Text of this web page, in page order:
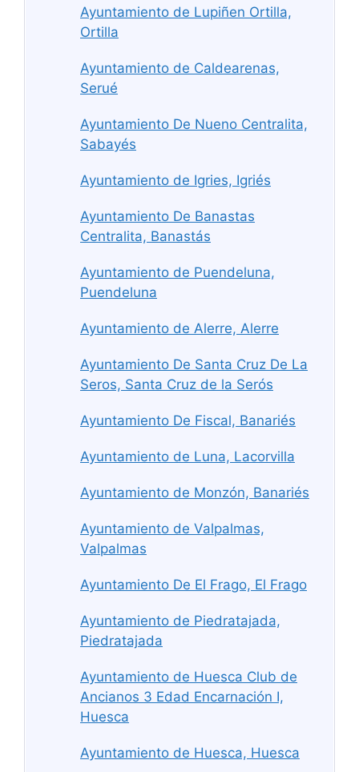
Ayuntamiento de Lupiñen Ortilla,
Ortilla
Ayuntamiento de Caldearenas,
Serué
Ayuntamiento De Nueno Centralita,
Sabayés
Ayuntamiento de Igries, Igriés
Ayuntamiento De Banastas
Centralita, Banastás
Ayuntamiento de Puendeluna,
Puendeluna
Ayuntamiento de Alerre, Alerre
Ayuntamiento De Santa Cruz De La
Seros, Santa Cruz de la Serós
Ayuntamiento De Fiscal, Banariés
Ayuntamiento de Luna, Lacorvilla
Ayuntamiento de Monzón, Banariés
Ayuntamiento de Valpalmas,
Valpalmas
Ayuntamiento De El Frago, El Frago
Ayuntamiento de Piedratajada,
Piedratajada
Ayuntamiento de Huesca Club de
Ancianos 3 Edad Encarnación I,
Huesca
Ayuntamiento de Huesca, Huesca